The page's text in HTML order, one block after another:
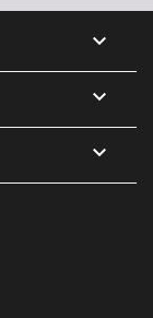


